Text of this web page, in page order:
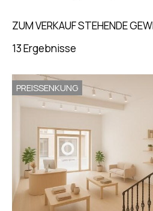
ZUM VERKAUF STEHENDE
13 Ergebnisse
PREISSENKUNG